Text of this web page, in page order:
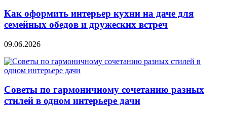
Как оформить интерьер кухни на даче для
семейных обедов и дружеских встреч
09.06.2026
Советы по гармоничному сочетанию разных
стилей в одном интерьере дачи